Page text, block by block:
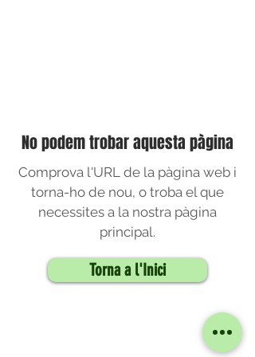
No podem trobar aquesta pàgina
Comprova l'URL de la pàgina web i
torna-ho de nou, o troba el que
necessites a la nostra pàgina
principal.
Torna a l'Inici